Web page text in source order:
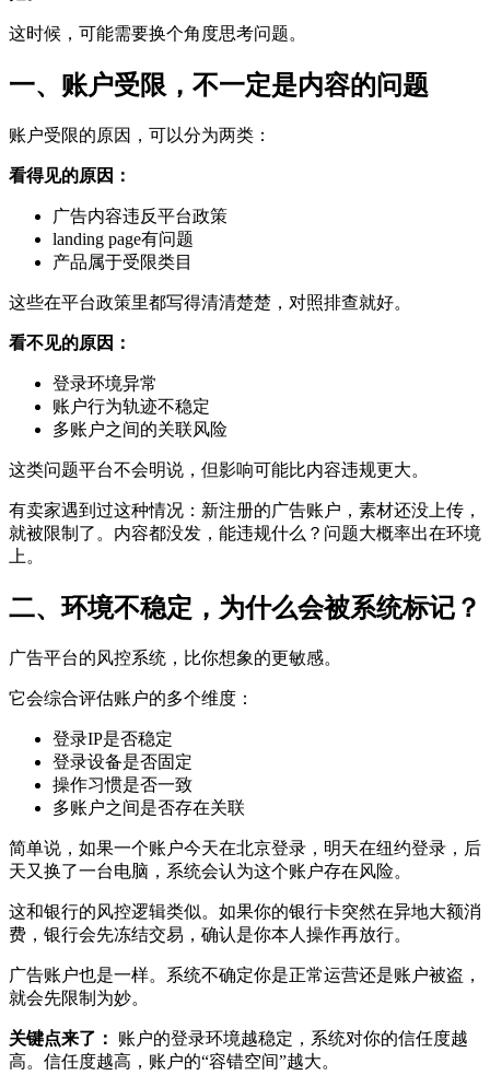
这时候，可能需要换个角度思考问题。
一、账户受限，不一定是内容的问题
账户受限的原因，可以分为两类：
看得见的原因：
广告内容违反平台政策
landing page有问题
产品属于受限类目
这些在平台政策里都写得清清楚楚，对照排查就好。
看不见的原因：
登录环境异常
账户行为轨迹不稳定
多账户之间的关联风险
这类问题平台不会明说，但影响可能比内容违规更大。
有卖家遇到过这种情况：新注册的广告账户，素材还没上传，
就被限制了。内容都没发，能违规什么？问题大概率出在环境
上。
二、环境不稳定，为什么会被系统标记？
广告平台的风控系统，比你想象的更敏感。
它会综合评估账户的多个维度：
登录IP是否稳定
登录设备是否固定
操作习惯是否一致
多账户之间是否存在关联
简单说，如果一个账户今天在北京登录，明天在纽约登录，后
天又换了一台电脑，系统会认为这个账户存在风险。
这和银行的风控逻辑类似。如果你的银行卡突然在异地大额消
费，银行会先冻结交易，确认是你本人操作再放行。
广告账户也是一样。系统不确定你是正常运营还是账户被盗，
就会先限制为妙。
关键点来了：
账户的登录环境越稳定，系统对你的信任度越
高。信任度越高，账户的“容错空间”越大。